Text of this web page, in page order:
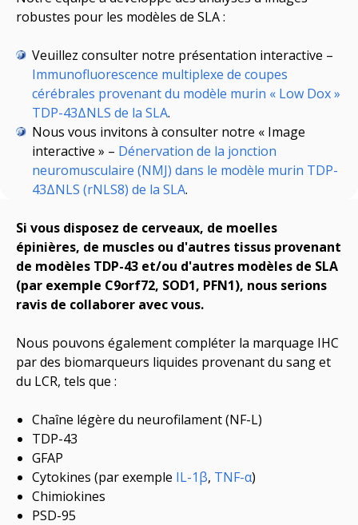
robustes pour les modèles de SLA :
Veuillez consulter notre présentation interactive –
Immunofluorescence multiplexe de coupes
cérébrales provenant du modèle murin « Low Dox »
TDP-43ΔNLS de la SLA.
Nous vous invitons à consulter notre « Image
interactive » – Dénervation de la jonction
neuromusculaire (NMJ) dans le modèle murin TDP-
43ΔNLS (rNLS8) de la SLA.
Si vous disposez de cerveaux, de moelles
épinières, de muscles ou d'autres tissus provenant
de modèles TDP-43 et/ou d'autres modèles de SLA
(par exemple C9orf72, SOD1, PFN1), nous serions
ravis de collaborer avec vous.
Nous pouvons également compléter la marquage IHC
par des biomarqueurs liquides provenant du sang et
du LCR, tels que :
Chaîne légère du neurofilament (NF-L)
TDP-43
GFAP
Cytokines (par exemple IL-1β, TNF-α)
Chimiokines
PSD-95